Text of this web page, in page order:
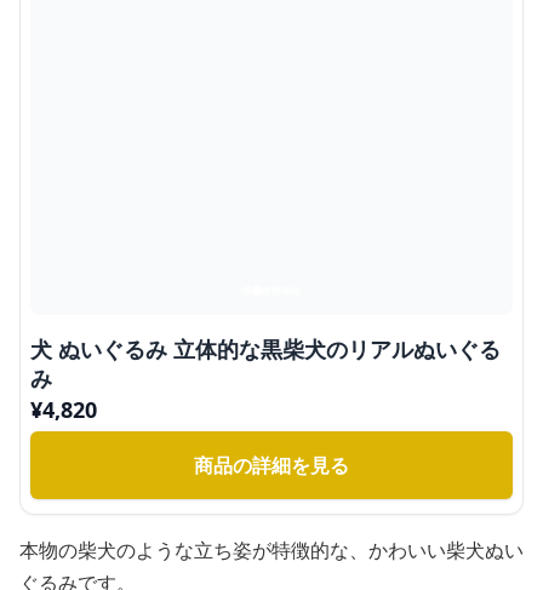
犬 ぬいぐるみ 立体的な黒柴犬のリアルぬいぐる
み
¥4,820
商品の詳細を見る
本物の柴犬のような立ち姿が特徴的な、かわいい柴犬ぬい
ぐるみです。